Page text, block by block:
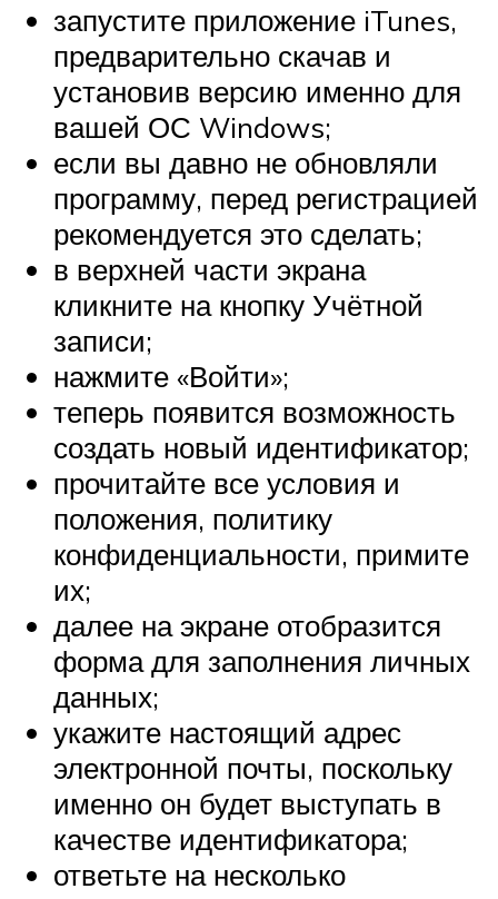
запустите приложение iTunes,
предварительно скачав и
установив версию именно для
вашей ОС Windows;
если вы давно не обновляли
программу, перед регистрацией
рекомендуется это сделать;
в верхней части экрана
кликните на кнопку Учётной
записи;
нажмите «Войти»;
теперь появится возможность
создать новый идентификатор;
прочитайте все условия и
положения, политику
конфиденциальности, примите
их;
далее на экране отобразится
форма для заполнения личных
данных;
укажите настоящий адрес
электронной почты, поскольку
именно он будет выступать в
качестве идентификатора;
ответьте на несколько